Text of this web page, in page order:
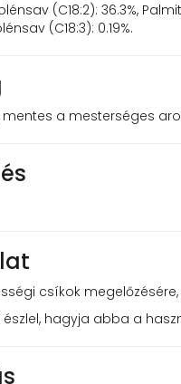
(C18:2): 36.3%,
(C18:3): 0.19%.
a mesterséges
csíkok
hagyja abba a